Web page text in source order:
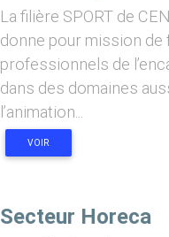
La filière SPORT de
donne pour mission de
professionnels de
dans des domaines
l’animation...
VOIR
Secteur Horeca